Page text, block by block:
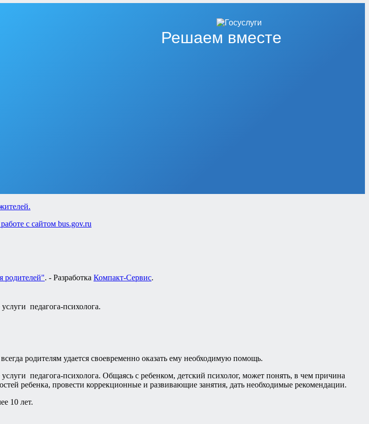
Решаем вместе
с сайтом bus.gov.ru
родителей". - Разработка Компакт-Сервис.
педагога-психолога.
родителям удается своевременно оказать ему необходимую помощь.
педагога-психолога. Общаясь с ребенком, детский психолог, может понять, в чем причина
ребенка, провести коррекционные и развивающие занятия, дать необходимые рекомендации.
10 лет.